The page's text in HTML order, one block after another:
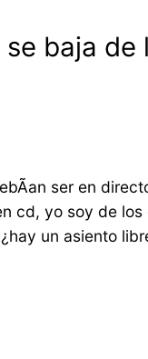
baja de
ser en
cd, yo soy de los
un asiento